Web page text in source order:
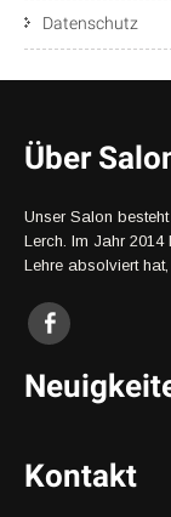
Datenschutz
Über
Unser Salon
Lerch. Im Jahr
Lehre absolviert
Kontakt